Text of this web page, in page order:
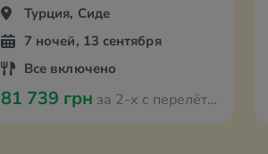
Турция, Сиде
7 ночей, 13 сентября
Все включено
81 739 грн за 2-х с перелётом из Оради